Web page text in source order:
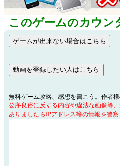
このゲームのカウン
無料ゲーム攻略、感想を書こう。作者様
公序良俗に反する内容や違法な画像等
ありましたらIPアドレス等の情報を警